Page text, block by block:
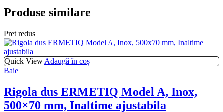
Produse similare
Pret redus
Quick View Adaugă în coș
Baie
Rigola dus ERMETIQ Model A, Inox,
500×70 mm, Inaltime ajustabila